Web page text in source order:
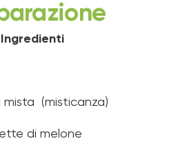
Ingredienti
mista (misticanza)
di melone